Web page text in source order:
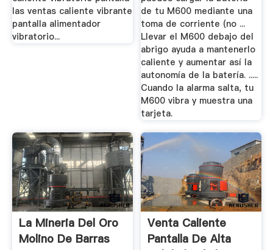
las ventas caliente vibrante
pantalla alimentador
vibratorio...
de tu M600 mediante una
toma de corriente (no ...
Llevar el M600 debajo del
abrigo ayuda a mantenerlo
caliente y aumentar así la
autonomía de la batería. .....
Cuando la alarma salta, tu
M600 vibra y muestra una
tarjeta.
La Mineria Del Oro
Molino De Barras
Venta Caliente
Pantalla De Alta